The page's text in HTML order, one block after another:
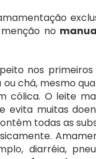
no
peito nos
chá, mesmo
cólica. O leite
evita muitas
todas as
diarréia,